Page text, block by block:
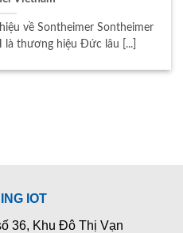
về Sontheimer Sontheimer
là thương hiệu Đức lâu [...]
IOT
36, Khu Đô Thị Vạn